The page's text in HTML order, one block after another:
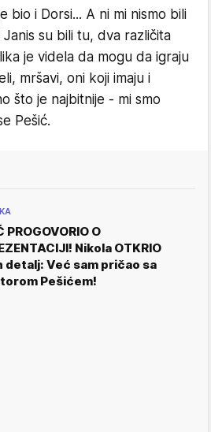
bio i Dorsi... A ni mi nismo bili
Janis su bili tu, dva različita
je videla da mogu da igraju
mršavi, oni koji imaju i
što je najbitnije - mi smo
Pešić.
PROGOVORIO O
Nikola OTKRIO
detalj: Već sam pričao sa
Pešićem!